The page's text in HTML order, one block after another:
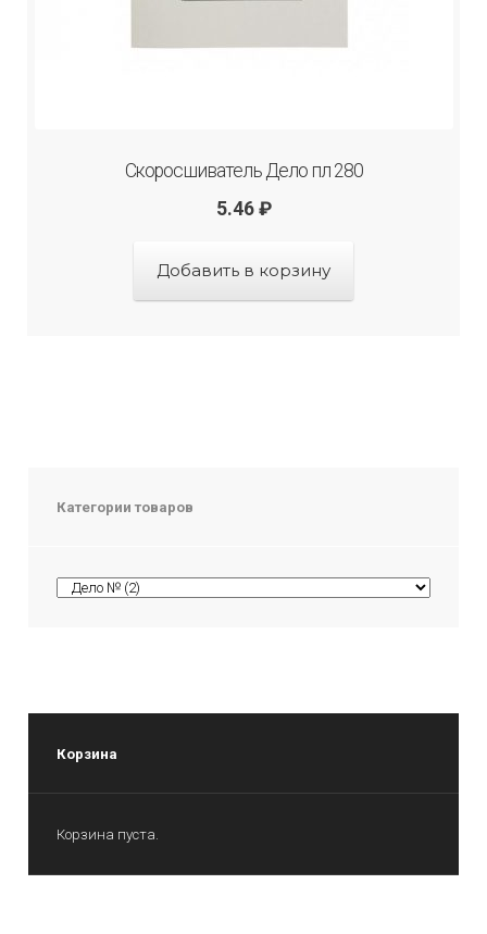
Скоросшиватель Дело пл 280
5.46 ₽
Добавить в корзину
Категории товаров
Корзина
Корзина пуста.